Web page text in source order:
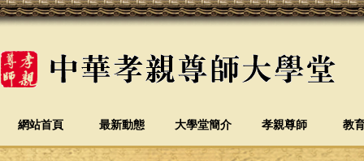
網站首頁 最新動態 大學堂簡介 孝親尊師 教